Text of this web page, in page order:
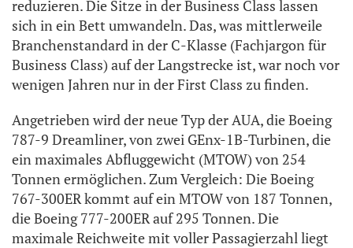
reduzieren. Die Sitze in der Business Class lassen
sich in ein Bett umwandeln. Das, was mittlerweile
Branchenstandard in der C-Klasse (Fachjargon für
Business Class) auf der Langstrecke ist, war noch vor
wenigen Jahren nur in der First Class zu finden.
Angetrieben wird der neue Typ der AUA, die Boeing
787-9 Dreamliner, von zwei GEnx-1B-Turbinen, die
ein maximales Abfluggewicht (MTOW) von 254
Tonnen ermöglichen. Zum Vergleich: Die Boeing
767-300ER kommt auf ein MTOW von 187 Tonnen,
die Boeing 777-200ER auf 295 Tonnen. Die
maximale Reichweite mit voller Passagierzahl liegt